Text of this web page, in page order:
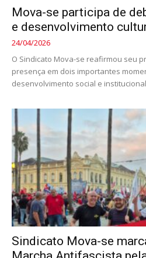
Mova-se participa de
e desenvolvimento
24/04/2026
O Sindicato Mova-se reafirmou seu
presença em dois importantes
desenvolvimento social e
Sindicato Mova-se